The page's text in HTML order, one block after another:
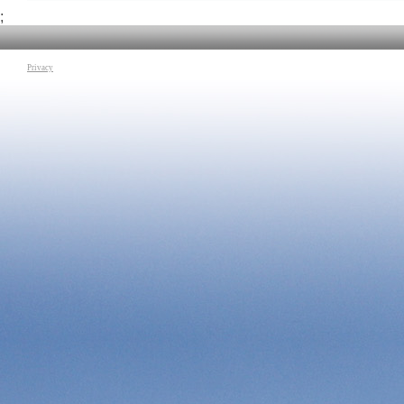
manioca.
Tag:IFADTV|IFAD|Ghana|manioca|agricoltura|donne|
economia
;
Privacy